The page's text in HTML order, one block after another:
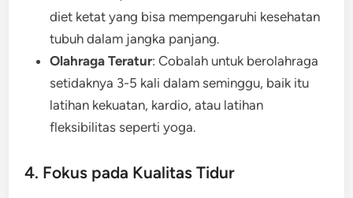
diet ketat yang bisa mempengaruhi kesehatan
tubuh dalam jangka panjang.
Olahraga Teratur: Cobalah untuk berolahraga
setidaknya 3-5 kali dalam seminggu, baik itu
latihan kekuatan, kardio, atau latihan
fleksibilitas seperti yoga.
4. Fokus pada Kualitas Tidur